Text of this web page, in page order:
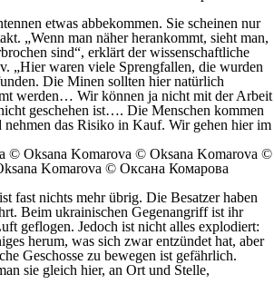
etwas abbekommen. Sie scheinen nur
„Wenn man näher herankommt, sieht man,
sind“, erklärt der wissenschaftliche
„Hier waren viele Sprengfallen, die wurden
Die Minen sollten hier natürlich
werden… Wir können ja nicht mit der Arbeit
geschehen ist…. Die Menschen kommen
nehmen das Risiko in Kauf. Wir gehen hier im
fast nichts mehr übrig. Die Besatzer haben
Beim ukrainischen Gegenangriff ist ihr
geflogen. Jedoch ist nicht alles explodiert:
herum, was sich zwar entzündet hat, aber
Geschosse zu bewegen ist gefährlich.
sie gleich hier, an Ort und Stelle,